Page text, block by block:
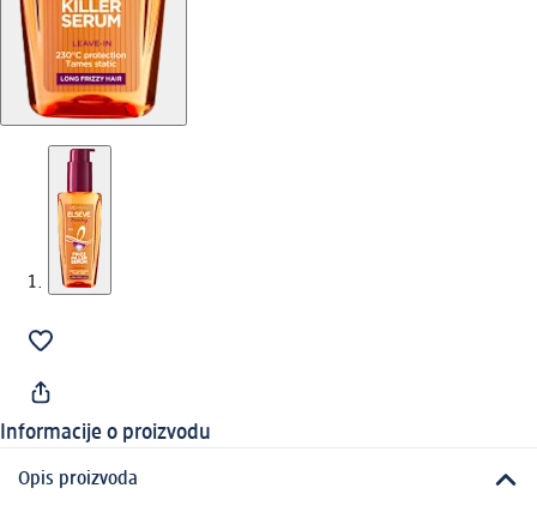
Informacije o proizvodu
Opis proizvoda